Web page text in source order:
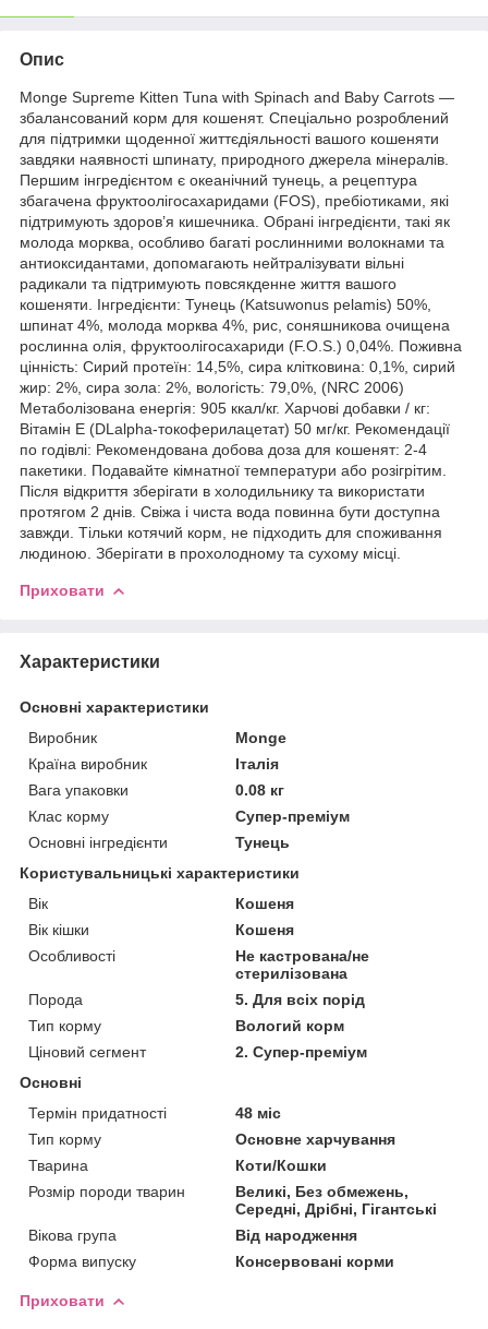
Опис
Monge Supreme Kitten Tuna with Spinach and Baby Carrots —
збалансований корм для кошенят. Спеціально розроблений
для підтримки щоденної життєдіяльності вашого кошеняти
завдяки наявності шпинату, природного джерела мінералів.
Першим інгредієнтом є океанічний тунець, а рецептура
збагачена фруктоолігосахаридами (FOS), пребіотиками, які
підтримують здоров’я кишечника. Обрані інгредієнти, такі як
молода морква, особливо багаті рослинними волокнами та
антиоксидантами, допомагають нейтралізувати вільні
радикали та підтримують повсякденне життя вашого
кошеняти. Інгредієнти: Тунець (Katsuwonus pelamis) 50%,
шпинат 4%, молода морква 4%, рис, соняшникова очищена
рослинна олія, фруктоолігосахариди (F.O.S.) 0,04%. Поживна
цінність: Сирий протеїн: 14,5%, сира клітковина: 0,1%, сирий
жир: 2%, сира зола: 2%, вологість: 79,0%, (NRC 2006)
Метаболізована енергія: 905 ккал/кг. Харчові добавки / кг:
Вітамін Е (DLalpha-токоферилацетат) 50 мг/кг. Рекомендації
по годівлі: Рекомендована добова доза для кошенят: 2-4
пакетики. Подавайте кімнатної температури або розігрітим.
Після відкриття зберігати в холодильнику та використати
протягом 2 днів. Свіжа і чиста вода повинна бути доступна
завжди. Тільки котячий корм, не підходить для споживання
людиною. Зберігати в прохолодному та сухому місці.
Приховати
Характеристики
Основні характеристики
Виробник
Monge
Країна виробник
Італія
Вага упаковки
0.08 кг
Клас корму
Супер-преміум
Основні інгредієнти
Тунець
Користувальницькі характеристики
Вік
Кошеня
Вік кішки
Кошеня
Особливості
Не кастрована/не
стерилізована
Порода
5. Для всіх порід
Тип корму
Вологий корм
Ціновий сегмент
2. Супер-преміум
Основні
Термін придатності
48 міс
Тип корму
Основне харчування
Тварина
Коти/Кошки
Розмір породи тварин
Великі, Без обмежень,
Середні, Дрібні, Гігантські
Вікова група
Від народження
Форма випуску
Консервовані корми
Приховати